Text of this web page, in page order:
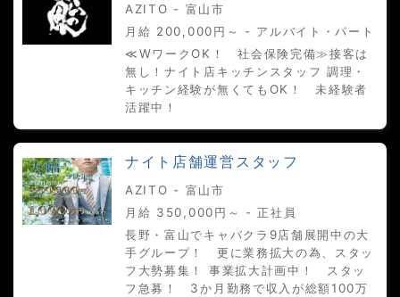
AZITO - 富山市
月給 200,000円～ - アルバイト・パート
≪WワークOK！ 社会保険完備≫接客は
無し！ナイト店キッチンスタッフ 調理・
キッチン経験が無くてもOK！ 未経験者
活躍中！
ナイト店舗運営スタッフ
AZITO - 富山市
月給 350,000円～ - 正社員
長野・富山でキャバクラ9店舗展開中の大
手グループ！ 更に業務拡大の為、スタッ
フ大勢募集！ 事業拡大計画中！ スタッ
フ急募！ 3か月勤務で収入が総額100万